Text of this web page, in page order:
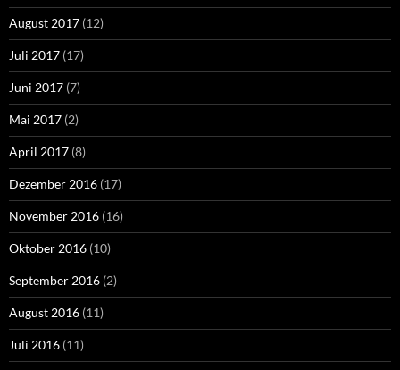
August 2017 (12)
Juli 2017 (17)
Juni 2017 (7)
Mai 2017 (2)
April 2017 (8)
Dezember 2016 (17)
November 2016 (16)
Oktober 2016 (10)
September 2016 (2)
August 2016 (11)
Juli 2016 (11)